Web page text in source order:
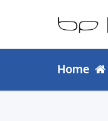
Home